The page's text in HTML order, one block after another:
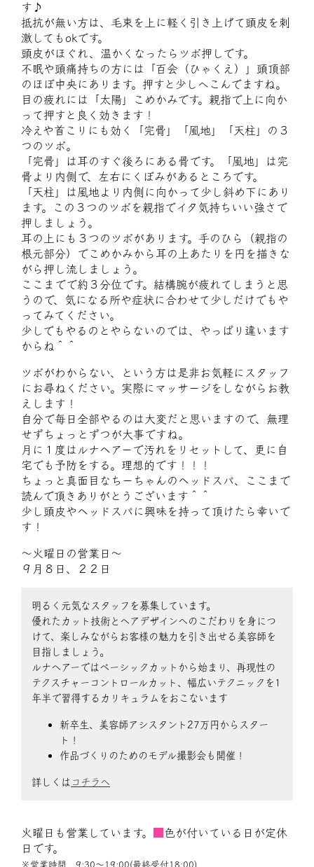
す♪
抵抗が無い方は、毛束を上に軽く引き上げて頭皮を刺
激してもokです。
頭皮がほぐれ、温かくなったらツボ押しです。
不眠や頭痛持ちの方には「百会（ひゃくえ）」頭頂部
のほぼ中央にあります。押すと少しへこんでますね。
目の疲れには「太陽」こめかみです。親指で上に向か
って押すと良く効きます！
冷えや首こりにも効く「完骨」「風地」「天柱」の３
つのツボ。
「完骨」は耳のすぐ後ろにある骨です。「風地」は完
骨より内側で、左右にくぼみがあるところです。
「天柱」は風地より内側に向かって少し斜め下にあり
ます。この３つのツボを親指でイタ気持ちいい強さで
押しましょう。
耳の上にも３つのツボがあります。手のひら（親指の
根元部分）でこめかみから耳の上あたりを円を描きな
がら押し流しましょう。
ここまでで約３分位です。結構腕が疲れてしまうと思
うので、気になる所や症状に合わせて少しだけでもや
ってみてください。
少しでもやるのとやらないのでは、やっぱり違います
からね＾＾
ツボがわからない、という方は是非お気軽にスタッフ
にお尋ねください。実際にマッサージをしながらお教
えします！
自分で毎日全部やるのは大変だと思いますので、無理
せずちょっとずつが大事ですね。
月に１度はルナヘアーで汚れをリセットして、更に自
宅でも予防をする。理想的です！！！
ちょっと真面目なちーちゃんのヘッドスパ、ここまで
読んで頂きありがとうございます＾＾
少し頭皮やヘッドスパに興味を持って頂けたら幸いで
す！
～火曜日の営業日～
９月８日、２２日
明るく元気なスタッフを募集しています。
優れたカット技術とヘアデザインへのこだわりを身につ
けて、楽しみながらお客様の魅力を引き出せる美容師を
目指しましょう。
ルナヘアーではベーシックカットから始まり、再現性の
テクスチャーコントロールカット、幅広いテクニックを1
年半で習得するカリキュラムをおこないます
新卒生、美容師アシスタント27万円からスター
ト！
作品づくりのためのモデル撮影会も開催！
詳しくは コチラへ
火曜日も営業しています。
色が付いている日が定休
日です。
※営業時間 9:30〜19:00(最終受付18:00)